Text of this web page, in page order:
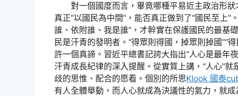
對一個國度而言，畢竟哪種平易近主政治形狀
真正“以國民為中間”，能否真正做到了“國民至上
誰、依附誰、我是誰”，才幹實在保護國民的最基
民是汗青的發明者。“得眾則得國，掉眾則掉國”“
許一個真諦。習近平總書記誇大指出“人心是最年
汗青成長紀律的深入提醒。從實質上講，“人心”
歧的思惟、配合的愿看。個別的所思Klook 國泰
有人全體舉動，而人心就成為決議性的氣力，就成